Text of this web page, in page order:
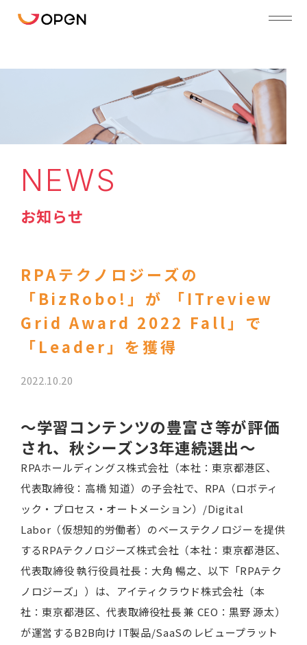
NEWS
お知らせ
RPAテクノロジーズの
「BizRobo!」が 「ITreview
Grid Award 2022 Fall」で
「Leader」を獲得
2022.10.20
～学習コンテンツの豊富さ等が評価
され、秋シーズン3年連続選出～
RPAホールディングス株式会社（本社：東京都港区、
代表取締役：高橋 知道）の子会社で、RPA（ロボティ
ック・プロセス・オートメーション）/Digital
Labor（仮想知的労働者）のベーステクノロジーを提供
するRPAテクノロジーズ株式会社（本社：東京都港区、
代表取締役 執行役員社長：大角 暢之、以下「RPAテク
ノロジーズ」）は、アイティクラウド株式会社（本
社：東京都港区、代表取締役社長 兼 CEO：黒野 源太）
が運営するB2B向け IT製品/SaaSのレビュープラット